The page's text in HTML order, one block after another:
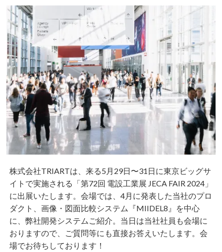
株式会社TRIARTは、来る5月29日〜31日に東京ビッグサ
イトで実施される「第72回 電設工業展 JECA FAIR 2024」
に出展いたします。会場では、4月に発表した当社のプロ
ダクト、画像・図面比較システム『MIIDEL8』を中心
に、弊社開発システムご紹介。当日は当社社員も会場に
おりますので、ご質問等にも直接お答えいたします。会
場でお待ちしております！